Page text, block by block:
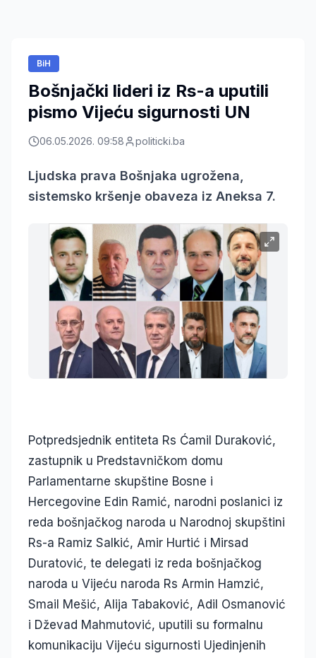
BiH
Bošnjački lideri iz Rs-a uputili
pismo Vijeću sigurnosti UN
06.05.2026. 09:58 politicki.ba
Ljudska prava Bošnjaka ugrožena,
sistemsko kršenje obaveza iz Aneksa 7.
Potpredsjednik entiteta Rs Ćamil Duraković,
zastupnik u Predstavničkom domu
Parlamentarne skupštine Bosne i
Hercegovine Edin Ramić, narodni poslanici iz
reda bošnjačkog naroda u Narodnoj skupštini
Rs-a Ramiz Salkić, Amir Hurtić i Mirsad
Duratović, te delegati iz reda bošnjačkog
naroda u Vijeću naroda Rs Armin Hamzić,
Smail Mešić, Alija Tabaković, Adil Osmanović
i Dževad Mahmutović, uputili su formalnu
komunikaciju Vijeću sigurnosti Ujedinjenih